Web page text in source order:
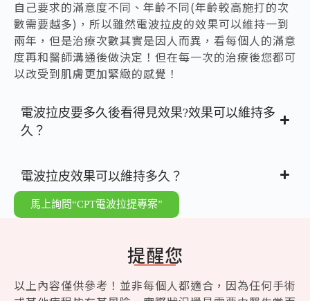
自己要求的滿意度不同、年齡不同(年齡較高施打的次
數需要越多)，所以雖然電波拉皮的效果可以維持一到
兩年，但是治療次數其實是因人而異，看每個人的滿意
度再和醫師溝通後做決定！但在每一次的治療後您都可
以改受到肌膚更加緊緻的感覺！
電波拉皮要多久後看得見效果?效果可以維持多
久？
電波拉皮效果可以維持多久？
馬上詢問“CPT電波拉提專案”
提醒您
以上內容僅供參考！並非每個人都適合，因為任何手術